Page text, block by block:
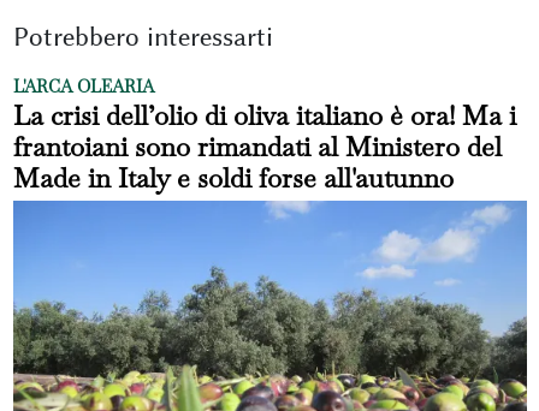
Potrebbero interessarti
L'ARCA OLEARIA
La crisi dell’olio di oliva italiano è ora! Ma i
frantoiani sono rimandati al Ministero del
Made in Italy e soldi forse all'autunno